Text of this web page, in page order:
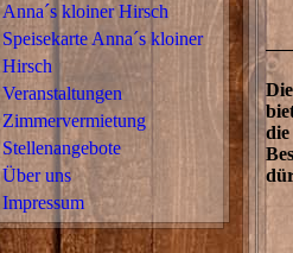
Anna´s kloiner Hirsch
Speisekarte Anna´s kloiner
Hirsch
Veranstaltungen
Zimmervermietung
Stellenangebote
Über uns
Impressum